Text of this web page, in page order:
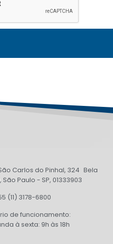
Carlos do Pinhal, 324 Bela
São Paulo - SP, 01333903
(11) 3178-6800
de funcionamento:
à sexta: 9h às 18h